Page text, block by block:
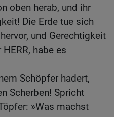
oben herab, und ihr
Die Erde tue sich
und Gerechtigkeit
habe es
Schöpfer hadert,
Scherben! Spricht
»Was machst